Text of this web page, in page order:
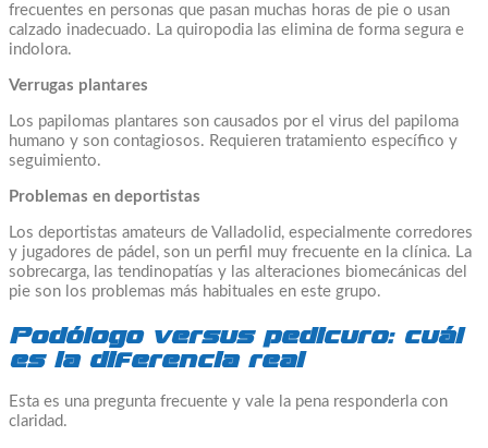
frecuentes en personas que pasan muchas horas de pie o usan
calzado inadecuado. La quiropodia las elimina de forma segura e
indolora.
Verrugas plantares
Los papilomas plantares son causados por el virus del papiloma
humano y son contagiosos. Requieren tratamiento específico y
seguimiento.
Problemas en deportistas
Los deportistas amateurs de Valladolid, especialmente corredores
y jugadores de pádel, son un perfil muy frecuente en la clínica. La
sobrecarga, las tendinopatías y las alteraciones biomecánicas del
pie son los problemas más habituales en este grupo.
Podólogo versus pedicuro: cuál
es la diferencia real
Esta es una pregunta frecuente y vale la pena responderla con
claridad.